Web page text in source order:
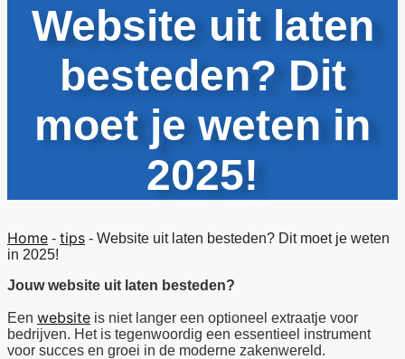
Website uit laten
besteden? Dit
moet je weten in
2025!
Home - tips - Website uit laten besteden? Dit moet je weten
in 2025!
Jouw website uit laten besteden?
Een website is niet langer een optioneel extraatje voor
bedrijven. Het is tegenwoordig een essentieel instrument
voor succes en groei in de moderne zakenwereld.